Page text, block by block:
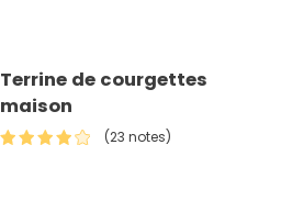
Terrine de courgettes
maison
(23 notes)